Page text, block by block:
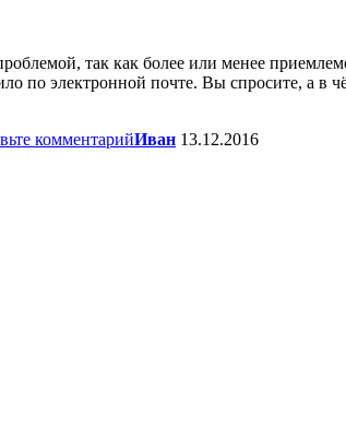
так как более или менее
по электронной почте. Вы спросите, а в
комментарийИван 13.12.2016